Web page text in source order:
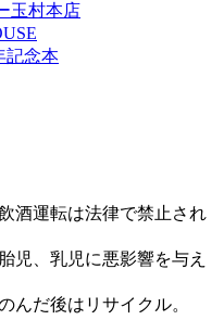
玉村本店
記念本
酒運転は法律で禁止され
児、乳児に悪影響を与え
んだ後はリサイクル。